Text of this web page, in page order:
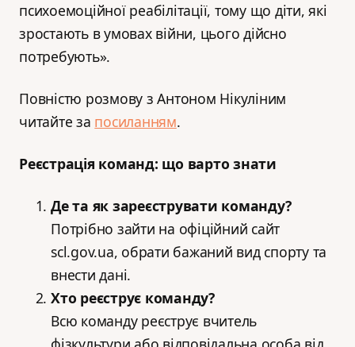
психоемоційної реабілітації, тому що діти, які
зростають в умовах війни, цього дійсно
потребують».
Повністю розмову з Антоном Нікуліним
читайте за посиланням.
Реєстрація команд: що варто знати
Де та як зареєструвати команду?
Потрібно зайти на офіційний сайт
scl.gov.ua, обрати бажаний вид спорту та
внести дані.
Хто реєструє команду?
Всю команду реєструє вчитель